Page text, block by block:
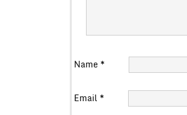
Name *
Email *